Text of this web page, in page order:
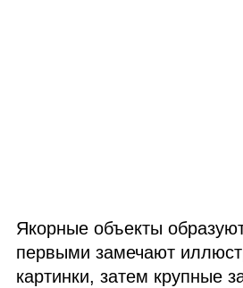
Якорные объекты
первыми замечают
картинки, затем крупные